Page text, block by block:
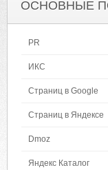
ОСНОВНЫЕ
PR
ИКС
Страниц в Google
Страниц в Яндексе
Dmoz
Яндекс Каталог